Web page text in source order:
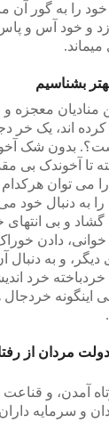
خود را به گور
و خود آس و پاس
بشناسیم
منادیان معجزه
اند، یک خر
بدون شک
تا آخوندک بی
می توان
به دنبال خود
و بی انتهای
دادن
دیگر، و به
خرد
خردجال
مردان از
آمدن، و
و سرمایه داران